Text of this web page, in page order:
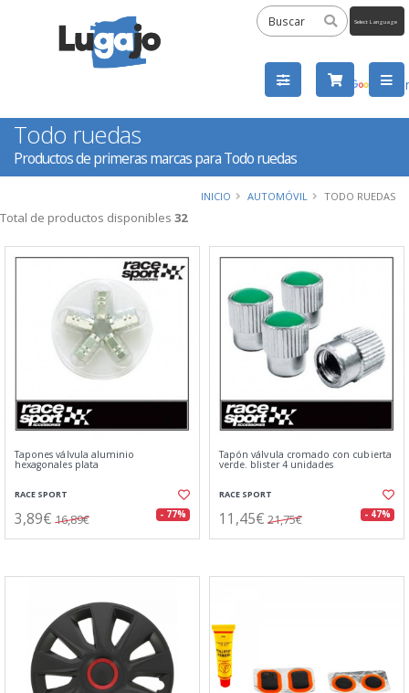
by
Todo ruedas
Productos de primeras marcas para Todo ruedas
INICIO AUTOMÓVIL TODO RUEDAS
Total de productos disponibles 32
Tapones válvula aluminio
hexagonales plata
RACE SPORT
3,89€ 16,89€ - 77%
Tapón válvula cromado con cubierta
verde. blister 4 unidades
RACE SPORT
11,45€ 21,75€ - 47%